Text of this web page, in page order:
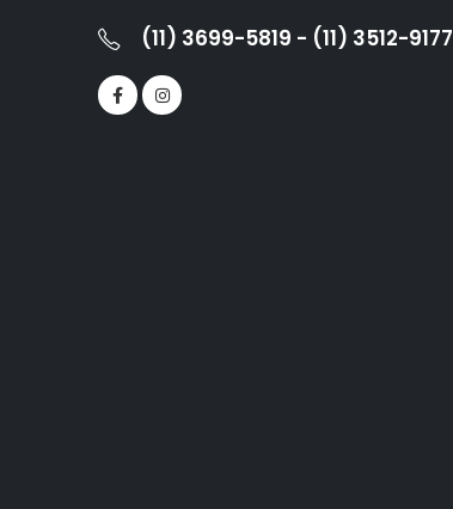
(11) 3699-5819 - (11) 3512-9177